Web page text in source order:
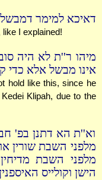
דאיכא למימר
I explained!
מיהו ר''ת לא היה
אינו מבשל אלא כדי
hold like this, since he
Klipah, due to the
וא''ת הא דתנן בפ'
מלפני השבת שורין
מלפני השבת
הישן וקולייס